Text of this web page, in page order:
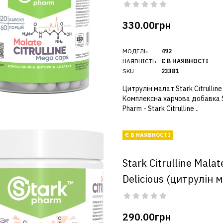
330.00грн
МОДЕЛЬ
НАЯВНІСТЬ
SKU
492
Є В НАЯВНОСТІ
23381
Цитрулін малат Stark
Комплексна харчова добавка
Pharm - Stark Citrulline ..
Є В НАЯВНОСТІ
Stark Citrulline
Delicious (цитрулін
290.00грн